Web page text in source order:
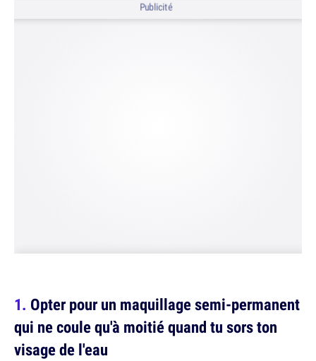
Publicité
Opter pour un maquillage semi-permanent
qui ne coule qu'à moitié quand tu sors ton
visage de l'eau